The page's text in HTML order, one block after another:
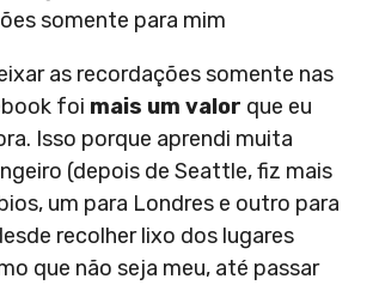
somente para mim
as recordações somente nas
foi mais um valor que eu
Isso porque aprendi muita
(depois de Seattle, fiz mais
um para Londres e outro para
recolher lixo dos lugares
que não seja meu, até passar